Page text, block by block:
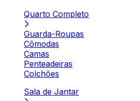
Quarto Completo
Guarda-Roupas
Cômodas
Camas
Penteadeiras
Colchões
Sala de Jantar